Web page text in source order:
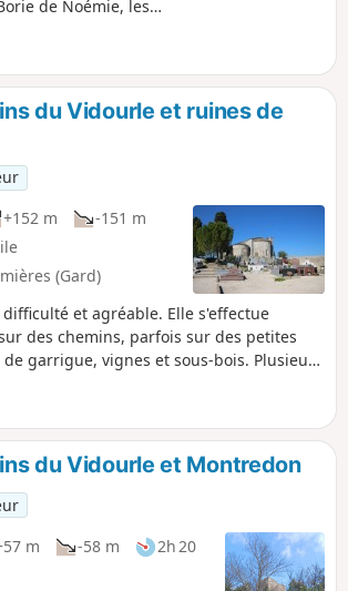
de Noémie, les
de la région.
du Vidourle et ruines de
+152 m
-151 m
(Gard)
difficulté et agréable. Elle s'effectue
des chemins, parfois sur des petites
de garrigue, vignes et sous-bois. Plusieurs
pour les admirer et profiter du
ce fleuve (ce jour-là!!).
du Vidourle et Montredon
m -58 m
2h 20